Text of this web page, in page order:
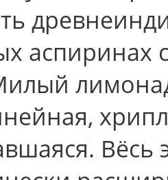
аспиринах
Вёсь